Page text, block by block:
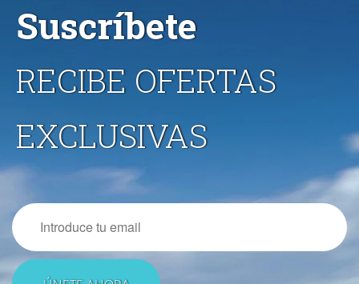
Suscríbete
RECIBE OFERTAS
EXCLUSIVAS
Email